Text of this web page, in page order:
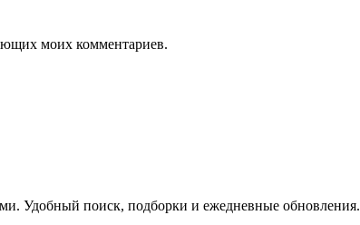
моих комментариев.
Удобный поиск, подборки и ежедневные обновления.